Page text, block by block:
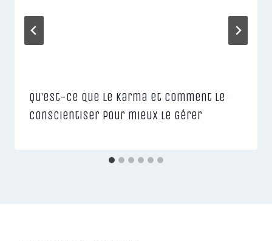
Qu’est-ce que le karma et comment le
conscientiser pour mieux le gérer